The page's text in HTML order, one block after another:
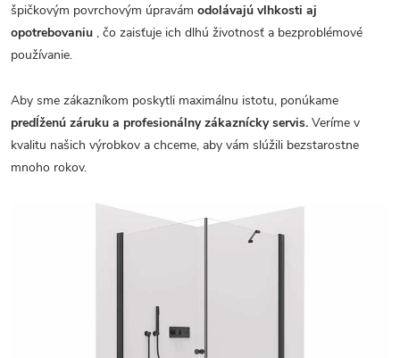
špičkovým povrchovým úpravám odolávajú vlhkosti aj
opotrebovaniu , čo zaisťuje ich dlhú životnosť a bezproblémové
používanie.
Aby sme zákazníkom poskytli maximálnu istotu, ponúkame
predĺženú záruku a profesionálny zákaznícky servis. Veríme v
kvalitu našich výrobkov a chceme, aby vám slúžili bezstarostne
mnoho rokov.